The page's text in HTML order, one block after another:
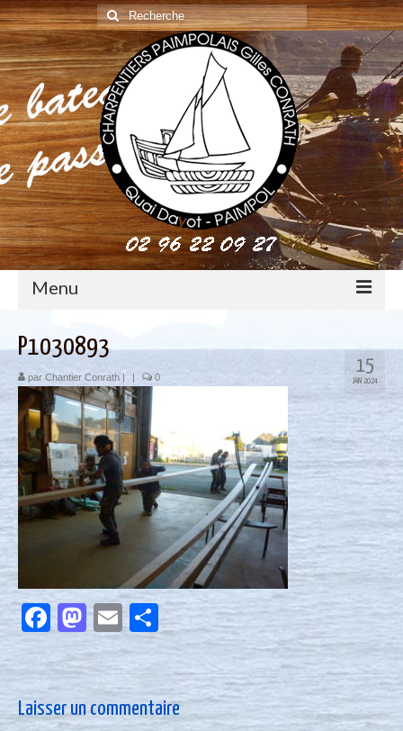
Rechercher
:
Menu
construction : le métier de charpentier de marine
Restauration de bateaux bois
Nous contacter
Actualités
15
JAN 2024
P1030893
par Chantier Conrath | | 0
Facebook
Mastodon
EmailPartager
Laisser un commentaire